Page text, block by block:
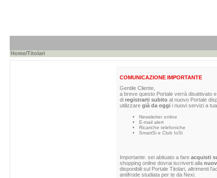
Home/Titolari
COMUNICAZIONE IMPORTANTE
Gentile Cliente,
a breve questo Portale verrà disattivato
diregistrarti subitoal nuovo Portale
utilizzare già da oggii nuovi servizi a
Newsletter online
E-mail alert
Ricariche telefoniche
SmartSi e Club IoSi
Importante: sei abituato a fare acquisti
shopping online dovrai iscriverti alla
disponibili sul Portale Titolari, altrimenti
antifrode studiata per te da Nexi.